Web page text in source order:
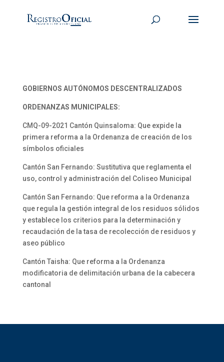
GOBIERNOS AUTÓNOMOS DESCENTRALIZADOS
ORDENANZAS MUNICIPALES:
CMQ-09-2021 Cantón Quinsaloma: Que expide la
primera reforma a la Ordenanza de creación de los
símbolos oficiales
Cantón San Fernando: Sustitutiva que reglamenta el
uso, control y administración del Coliseo Municipal
Cantón San Fernando: Que reforma a la Ordenanza
que regula la gestión integral de los residuos sólidos
y establece los criterios para la determinación y
recaudación de la tasa de recolección de residuos y
aseo público
Cantón Taisha: Que reforma a la Ordenanza
modificatoria de delimitación urbana de la cabecera
cantonal